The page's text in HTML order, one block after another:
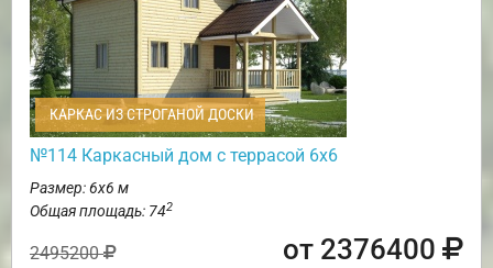
КАРКАС ИЗ СТРОГАНОЙ ДОСКИ
№114 Каркасный дом с террасой 6х6
Размер: 6х6 м
Общая площадь: 742
2495200 от 2376400